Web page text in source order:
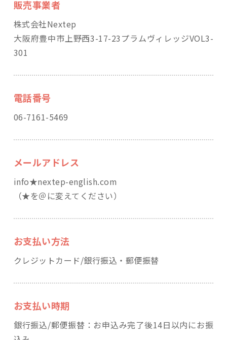
販売事業者
株式会社Nextep
大阪府豊中市上野西3-17-23プラムヴィレッジVOL3-
301
電話番号
06-7161-5469
メールアドレス
info★nextep-english.com
（★を＠に変えてください）
お支払い方法
クレジットカード/銀行振込・郵便振替
お支払い時期
銀行振込/郵便振替：お申込み完了後14日以内にお振